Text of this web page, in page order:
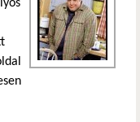
hivatkozás)